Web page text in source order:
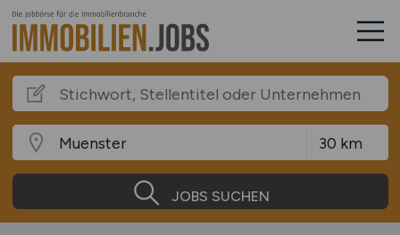
JOBS SUCHEN